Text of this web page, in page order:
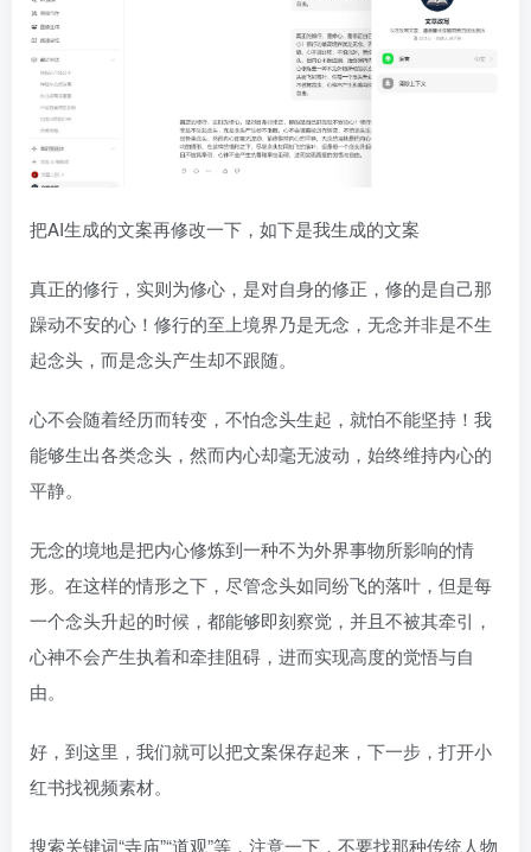
把AI生成的文案再修改一下，如下是我生成的文案
真正的修行，实则为修心，是对自身的修正，修的是自己那
躁动不安的心！修行的至上境界乃是无念，无念并非是不生
起念头，而是念头产生却不跟随。
心不会随着经历而转变，不怕念头生起，就怕不能坚持！我
能够生出各类念头，然而内心却毫无波动，始终维持内心的
平静。
无念的境地是把内心修炼到一种不为外界事物所影响的情
形。在这样的情形之下，尽管念头如同纷飞的落叶，但是每
一个念头升起的时候，都能够即刻察觉，并且不被其牵引，
心神不会产生执着和牵挂阻碍，进而实现高度的觉悟与自
由。
好，到这里，我们就可以把文案保存起来，下一步，打开小
红书找视频素材。
搜索关键词“寺庙”“道观”等，注意一下，不要找那种传统人物